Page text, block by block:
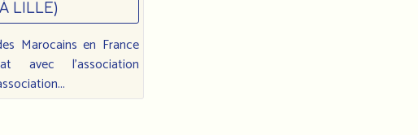
À LILLE)
Marocains en France
avec l'association